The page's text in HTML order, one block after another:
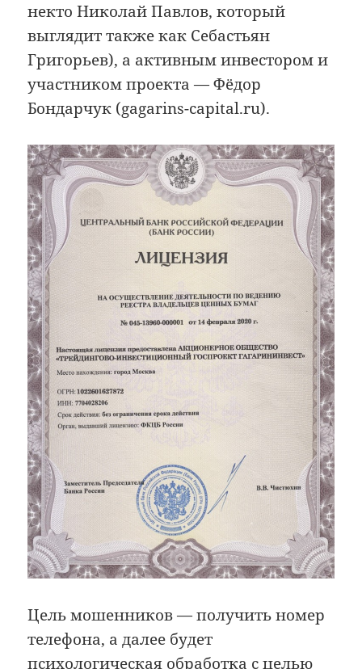
некто Николай Павлов, который
выглядит также как Себастьян
Григорьев), а активным инвестором и
участником проекта — Фёдор
Бондарчук (gagarins-capital.ru).
Цель мошенников — получить номер
телефона, а далее будет
психологическая обработка с целью